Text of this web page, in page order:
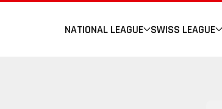
NATIONAL LEAGUE SWISS LEAGUE